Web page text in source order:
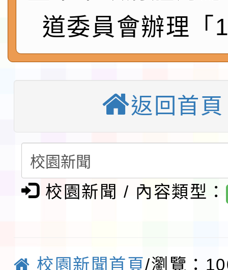
第3次招考代課鐘點教
告(不再辦理後續甄選)
檢送「桃園市115學年
賽實施要點」1份
本市「115學年度學生
展演活動實施計畫」
請一案
社團法人中華民國畫
026 ART TAIPEI臺北
會」之「藝術教育日」
淨零綠領人才培育課程
檢送桃園市115學年度
及師生本土語及新住民
115年食農教育專業人
鎮韌性（防空）演習－
「115年金融知識線上
道委員會辦理「
返回首頁
校園新聞 / 內容類型：
校園新聞首頁/瀏覽：